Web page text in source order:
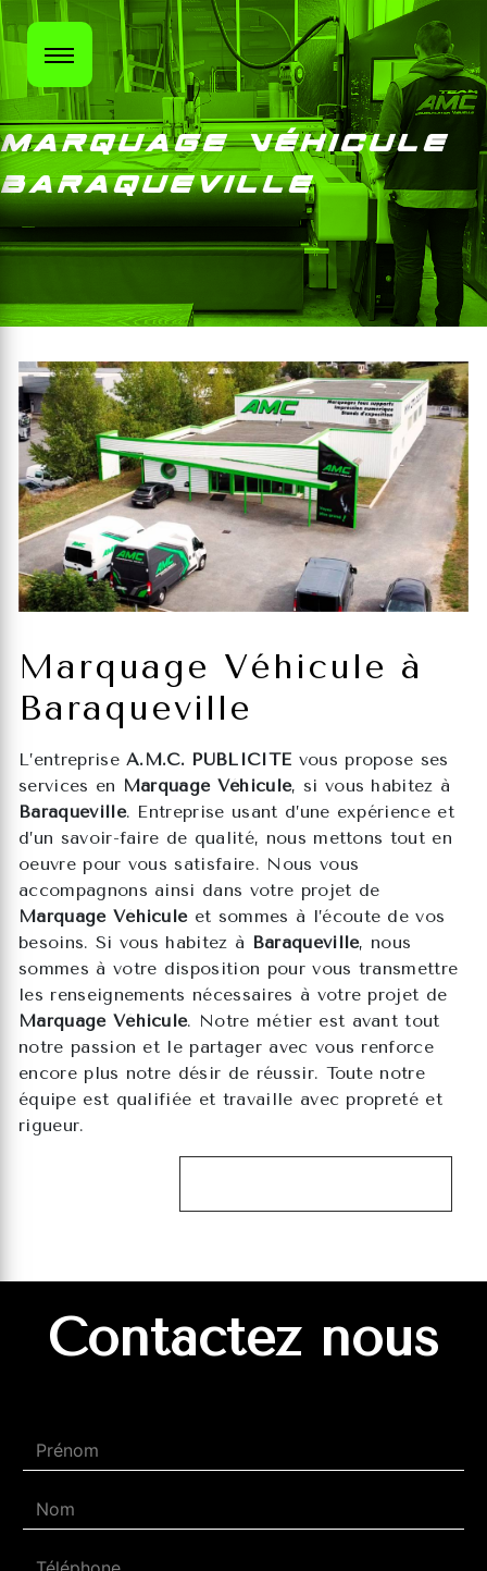
Marquage Véhicule
Baraqueville
Marquage Véhicule à
Baraqueville
L’entrepriseA.M.C. PUBLICITE vous propose ses
services en Marquage Véhicule, si vous habitez à
Baraqueville. Entreprise usant d’une expérience et
d’un savoir-faire de qualité, nous mettons tout en
oeuvre pour vous satisfaire. Nous vous
accompagnons ainsi dans votre projet de
Marquage Véhiculeet sommes à l’écoute de vos
besoins. Si vous habitez à Baraqueville, nous
sommes à votre disposition pour vous transmettre
les renseignements nécessaires à votre projet de
Marquage Véhicule. Notre métier est avant tout
notre passion et le partager avec vous renforce
encore plus notre désir de réussir. Toute notre
équipe est qualifiée et travaille avec propreté et
rigueur.
Contactez nous
Panneau de gestion des cookies